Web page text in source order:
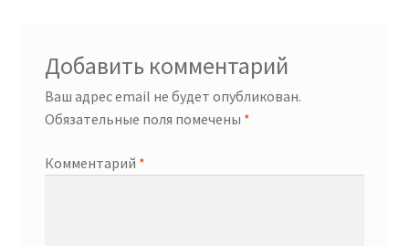
Добавить комментарий
Ваш адрес email не будет опубликован.
Обязательные поля помечены *
Комментарий *